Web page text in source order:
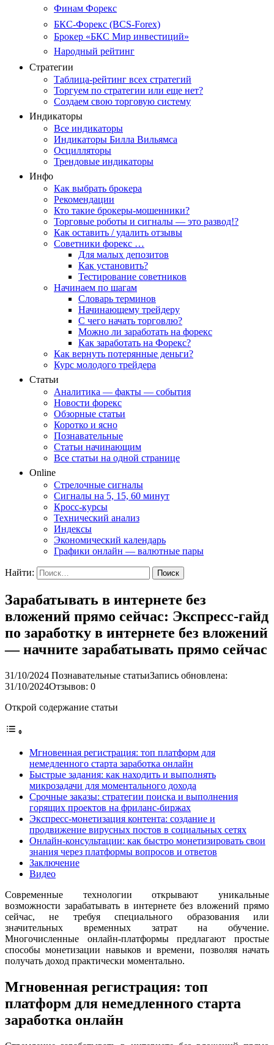
Финам Форекс
БКС-Форекс (BCS-Forex)
Брокер «БКС Мир инвестиций»
Народный рейтинг
Стратегии
Таблица-рейтинг всех стратегий
Торгуем по стратегии или еще нет?
Создаем свою торговую систему
Индикаторы
Все индикаторы
Индикаторы Билла Вильямса
Осцилляторы
Трендовые индикаторы
Инфо
Как выбрать брокера
Рекомендации
Кто такие брокеры-мошенники?
Торговые роботы и сигналы — это развод!?
Как оставить / удалить отзывы
Советники форекс …
Для малых депозитов
Как установить?
Тестирование советников
Начинаем по шагам
Словарь терминов
Начинающему трейдеру
С чего начать торговлю?
Можно ли заработать на форекс
Как заработать на Форекс?
Как вернуть потерянные деньги?
Курс молодого трейдера
Статьи
Аналитика — факты — события
Новости форекс
Обзорные статьи
Коротко и ясно
Познавательные
Статьи начинающим
Все статьи на одной странице
Online
Стрелочные сигналы
Сигналы на 5, 15, 60 минут
Кросс-курсы
Технический анализ
Индексы
Экономический календарь
Графики онлайн — валютные пары
Найти:
Зарабатывать в интернете без
вложений прямо сейчас: Экспресс-гайд
по заработку в интернете без вложений
— начните зарабатывать прямо сейчас
31/10/2024 Познавательные статьиЗапись обновлена:
31/10/2024Отзывов: 0
Открой содержание статьи
Мгновенная регистрация: топ платформ для
немедленного старта заработка онлайн
Быстрые задания: как находить и выполнять
микрозадачи для моментального дохода
Срочные заказы: стратегии поиска и выполнения
горящих проектов на фриланс-биржах
Экспресс-монетизация контента: создание и
продвижение вирусных постов в социальных сетях
Онлайн-консультации: как быстро монетизировать свои
знания через платформы вопросов и ответов
Заключение
Видео
Современные технологии открывают уникальные
возможности зарабатывать в интернете без вложений прямо
сейчас, не требуя специального образования или
значительных временных затрат на обучение.
Многочисленные онлайн-платформы предлагают простые
способы монетизации навыков и времени, позволяя начать
получать доход практически моментально.
Мгновенная регистрация: топ
платформ для немедленного старта
заработка онлайн